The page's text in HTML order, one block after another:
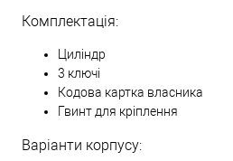
Комплектація:
Циліндр
3 ключі
Кодова картка власника
Гвинт для кріплення
Варіанти корпусу: